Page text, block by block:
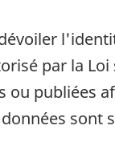
par la Loi
ou publiées
sont